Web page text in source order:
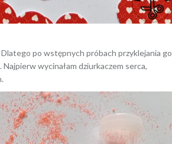
po wstępnych próbach przyklejania go
wycinałam dziurkaczem serca,